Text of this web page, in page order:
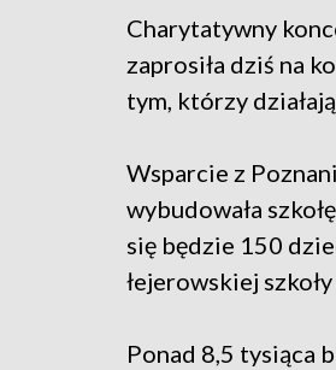
Charytatywny
zaprosiła dziś na
tym, którzy
Wsparcie z
wybudowała
się będzie 150
łejerowskiej
Ponad 8,5 tysiąca